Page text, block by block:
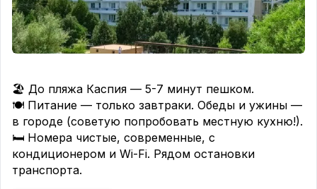
📅 24 окт, 🌙 11 + 1нч
🛌 улучшенный, 2взр
🍽 Завтрак
🏠 WORABURI PHUKET RESORT & SPA 4⭐️
✈️ Екатеринбург ➡️ Таиланд, Пхукет
📅 9 ноя, 🌙 10 + 1нч
🛌 улучшенный, 2взр
🍽 Завтрак
🏷️ 235 133 руб
🏖️ До пляжа Каспия — 5-7 минут пешком.
🍽 Питание — только завтраки. Обеды и ужины —
в городе (советую попробовать местную кухню!).
🛏️ Номера чистые, современные, с
кондиционером и Wi-Fi. Рядом остановки
транспорта.